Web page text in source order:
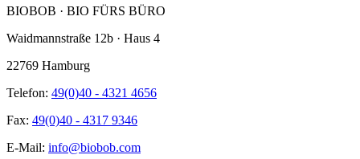
BIOBOB · BIO FÜRS BÜRO
Waidmannstraße 12b · Haus 4
22769 Hamburg
Telefon: 49(0)40 - 4321 4656
Fax: 49(0)40 - 4317 9346
E-Mail: info@biobob.com